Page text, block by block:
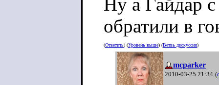
обратили в
(Ответить) (Уровень выше) (Ветвь дискуссии)
mcparker
2010-03-25 21:34 (